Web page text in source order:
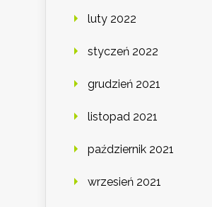
luty 2022
styczeń 2022
grudzień 2021
listopad 2021
październik 2021
wrzesień 2021